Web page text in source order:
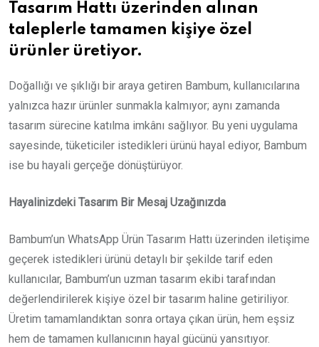
Tasarım Hattı üzerinden alınan
taleplerle tamamen kişiye özel
ürünler üretiyor.
Doğallığı ve şıklığı bir araya getiren Bambum, kullanıcılarına
yalnızca hazır ürünler sunmakla kalmıyor; aynı zamanda
tasarım sürecine katılma imkânı sağlıyor. Bu yeni uygulama
sayesinde, tüketiciler istedikleri ürünü hayal ediyor, Bambum
ise bu hayali gerçeğe dönüştürüyor.
Hayalinizdeki Tasarım Bir Mesaj Uzağınızda
Bambum’un WhatsApp Ürün Tasarım Hattı üzerinden iletişime
geçerek istedikleri ürünü detaylı bir şekilde tarif eden
kullanıcılar, Bambum’un uzman tasarım ekibi tarafından
değerlendirilerek kişiye özel bir tasarım haline getiriliyor.
Üretim tamamlandıktan sonra ortaya çıkan ürün, hem eşsiz
hem de tamamen kullanıcının hayal gücünü yansıtıyor.